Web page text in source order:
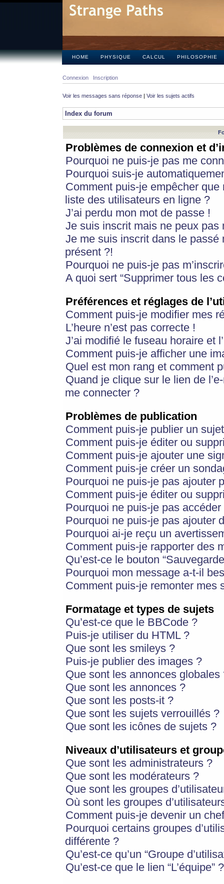
HOME PHYSIQUE CALCUL PHILOSOPHIE
Connexion Inscription
Voir les messages sans réponse | Voir les sujets actifs
Index du forum
Problèmes de connexion et
Pourquoi ne puis-je pas me
Pourquoi suis-je
Comment puis-je empêcher
liste des utilisateurs en ligne ?
J’ai perdu mon mot de passe !
Je suis inscrit mais ne peux pas
Je me suis inscrit dans le
présent ?!
Pourquoi ne puis-je pas
A quoi sert “Supprimer tous les
Préférences et réglages de
Comment puis-je modifier mes
L’heure n’est pas correcte !
J’ai modifié le fuseau horaire et
Comment puis-je afficher une
Quel est mon rang et comment
Quand je clique sur le lien de
me connecter ?
Problèmes de publication
Comment puis-je publier un
Comment puis-je éditer ou
Comment puis-je ajouter une
Comment puis-je créer un
Pourquoi ne puis-je pas ajouter
Comment puis-je éditer ou
Pourquoi ne puis-je pas
Pourquoi ne puis-je pas ajouter
Pourquoi ai-je reçu un
Comment puis-je rapporter des
Qu’est-ce le bouton
Pourquoi mon message a-t-il
Comment puis-je remonter mes
Formatage et types de sujets
Qu’est-ce que le BBCode ?
Puis-je utiliser du HTML ?
Que sont les smileys ?
Puis-je publier des images ?
Que sont les annonces globales
Que sont les annonces ?
Que sont les posts-it ?
Que sont les sujets verrouillés ?
Que sont les icônes de sujets ?
Niveaux d’utilisateurs et
Que sont les administrateurs ?
Que sont les modérateurs ?
Que sont les groupes
Où sont les groupes
Comment puis-je devenir un
Pourquoi certains groupes
différente ?
Qu’est-ce qu’un “Groupe
Qu’est-ce que le lien “L’équipe” ?